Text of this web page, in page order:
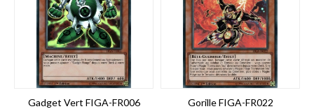
Gadget Vert FIGA-FR006 Gorille FIGA-FR022